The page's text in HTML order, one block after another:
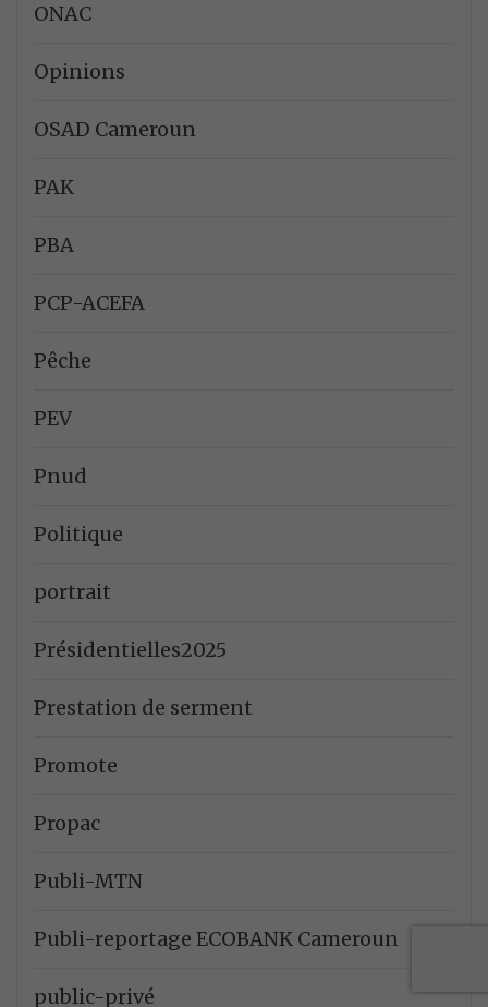
ONAC
Opinions
OSAD Cameroun
PAK
PBA
PCP-ACEFA
Pêche
PEV
Pnud
Politique
portrait
Présidentielles2025
Prestation de serment
Promote
Propac
Publi-MTN
Publi-reportage ECOBANK Cameroun
public-privé